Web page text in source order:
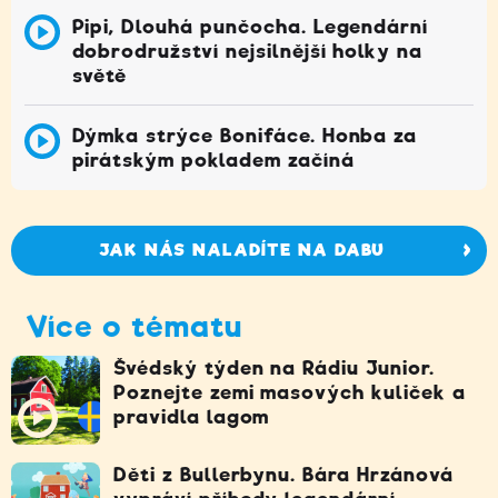
Pipi, Dlouhá punčocha. Legendární
dobrodružství nejsilnější holky na
světě
Dýmka strýce Bonifáce. Honba za
pirátským pokladem začíná
JAK NÁS NALADÍTE NA DABU
Více o tématu
Švédský týden na Rádiu Junior.
Poznejte zemi masových kuliček a
pravidla lagom
Děti z Bullerbynu. Bára Hrzánová